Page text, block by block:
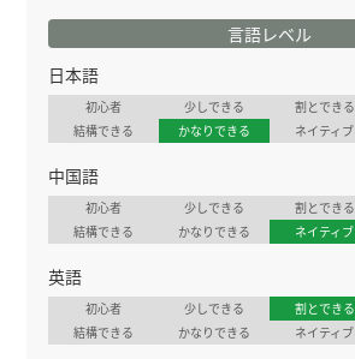
言語レベル
日本語
初心者 少しできる
割とできる
結構できる
かなりできる ネイティブ
中国語
初心者 少しできる
割とできる
結構できる
かなりできる ネイティブ
英語
初心者 少しできる
割とできる
結構できる
かなりできる ネイティブ